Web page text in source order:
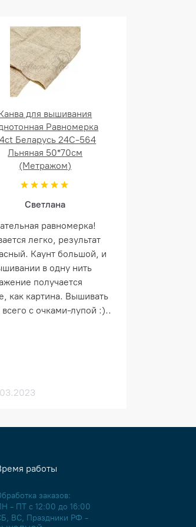
для вышивания
Равномерка
Беларусь 24С-564
Льняная 50*70см
(Метражом)
Светлана
равномерка!
легко, результат
Каунт большой, и
в одну нить
получается
как картина. Вышивать
с очками-лупой :)..
работы
заказов:
- ПТ с 12:00 до 16:00
ВС, Праздники РФ -